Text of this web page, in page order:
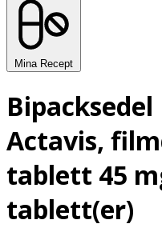
Mina Recept
Actavis,
tablett 45
tablett(er)